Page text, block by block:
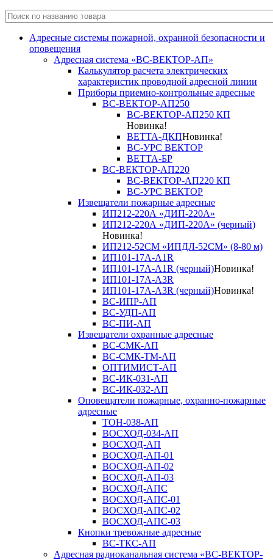
Адресные системы пожарной, охранной безопасности и
оповещения
Адресная система «ВС-ВЕКТОР-АП»
Калькулятор расчета электрических
характеристик проводной адресной линии
Приборы приемно-контрольные адресные
ВС-ВЕКТОР-АП250
ВС-ВЕКТОР-АП250 КП
Новинка!
ВЕТТА-ДКПНовинка!
ВС-УРС ВЕКТОР
ВЕТТА-БР
ВС-ВЕКТОР-АП220
ВС-ВЕКТОР-АП220 КП
ВС-УРС ВЕКТОР
Извещатели пожарные адресные
ИП212-220А «ДИП-220А»
ИП212-220А «ДИП-220А» (черный)
Новинка!
ИП212-52СМ «ИПДЛ-52СМ» (8-80 м)
ИП101-17А-A1R
ИП101-17А-A1R (черный)Новинка!
ИП101-17А-A3R
ИП101-17А-A3R (черный)Новинка!
ВС-ИПР-АП
ВС-УДП-АП
ВС-ПИ-АП
Извещатели охранные адресные
ВС-СМК-АП
ВС-СМК-ТМ-АП
ОПТИМИСТ-АП
ВС-ИК-031-АП
ВС-ИК-032-АП
Оповещатели пожарные, охранно-пожарные
адресные
ТОН-038-АП
ВОСХОД-034-АП
ВОСХОД-АП
ВОСХОД-АП-01
ВОСХОД-АП-02
ВОСХОД-АП-03
ВОСХОД-АПС
ВОСХОД-АПС-01
ВОСХОД-АПС-02
ВОСХОД-АПС-03
Кнопки тревожные адресные
ВС-ТКС-АП
Адресная радиоканальная система «ВС-ВЕКТОР-